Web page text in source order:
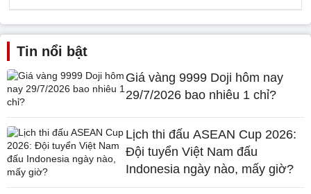
Tin nổi bật
Giá vàng 9999 Doji hôm nay
29/7/2026 bao nhiêu 1 chỉ?
Lịch thi đấu ASEAN Cup 2026:
Đội tuyển Việt Nam đấu
Indonesia ngày nào, mấy giờ?